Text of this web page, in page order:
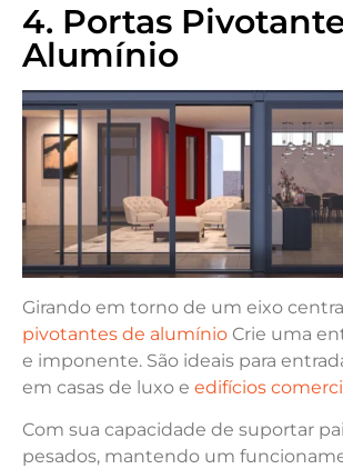
4. Portas
Alumínio
Girando em torno de um eixo
pivotantes de alumínio Crie uma
e imponente. São ideais para
em casas de luxo e edifícios
Com sua capacidade de suportar
pesados, mantendo um